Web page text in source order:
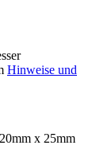
Hinweise und
x 25mm